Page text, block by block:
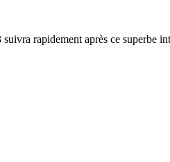
rapidement après ce superbe